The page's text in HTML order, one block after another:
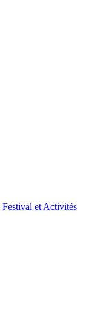
Festival et Activités